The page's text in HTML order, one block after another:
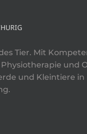
Tier. Mit
und
und Kleintiere in